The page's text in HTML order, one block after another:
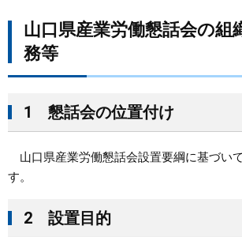
健康・福祉
しごと・産業・観光
まちづくり
山口県産業労働懇話会の組
務等
1 懇話会の位置付け
山口県産業労働懇話会設置要綱に基づい
す。
2 設置目的